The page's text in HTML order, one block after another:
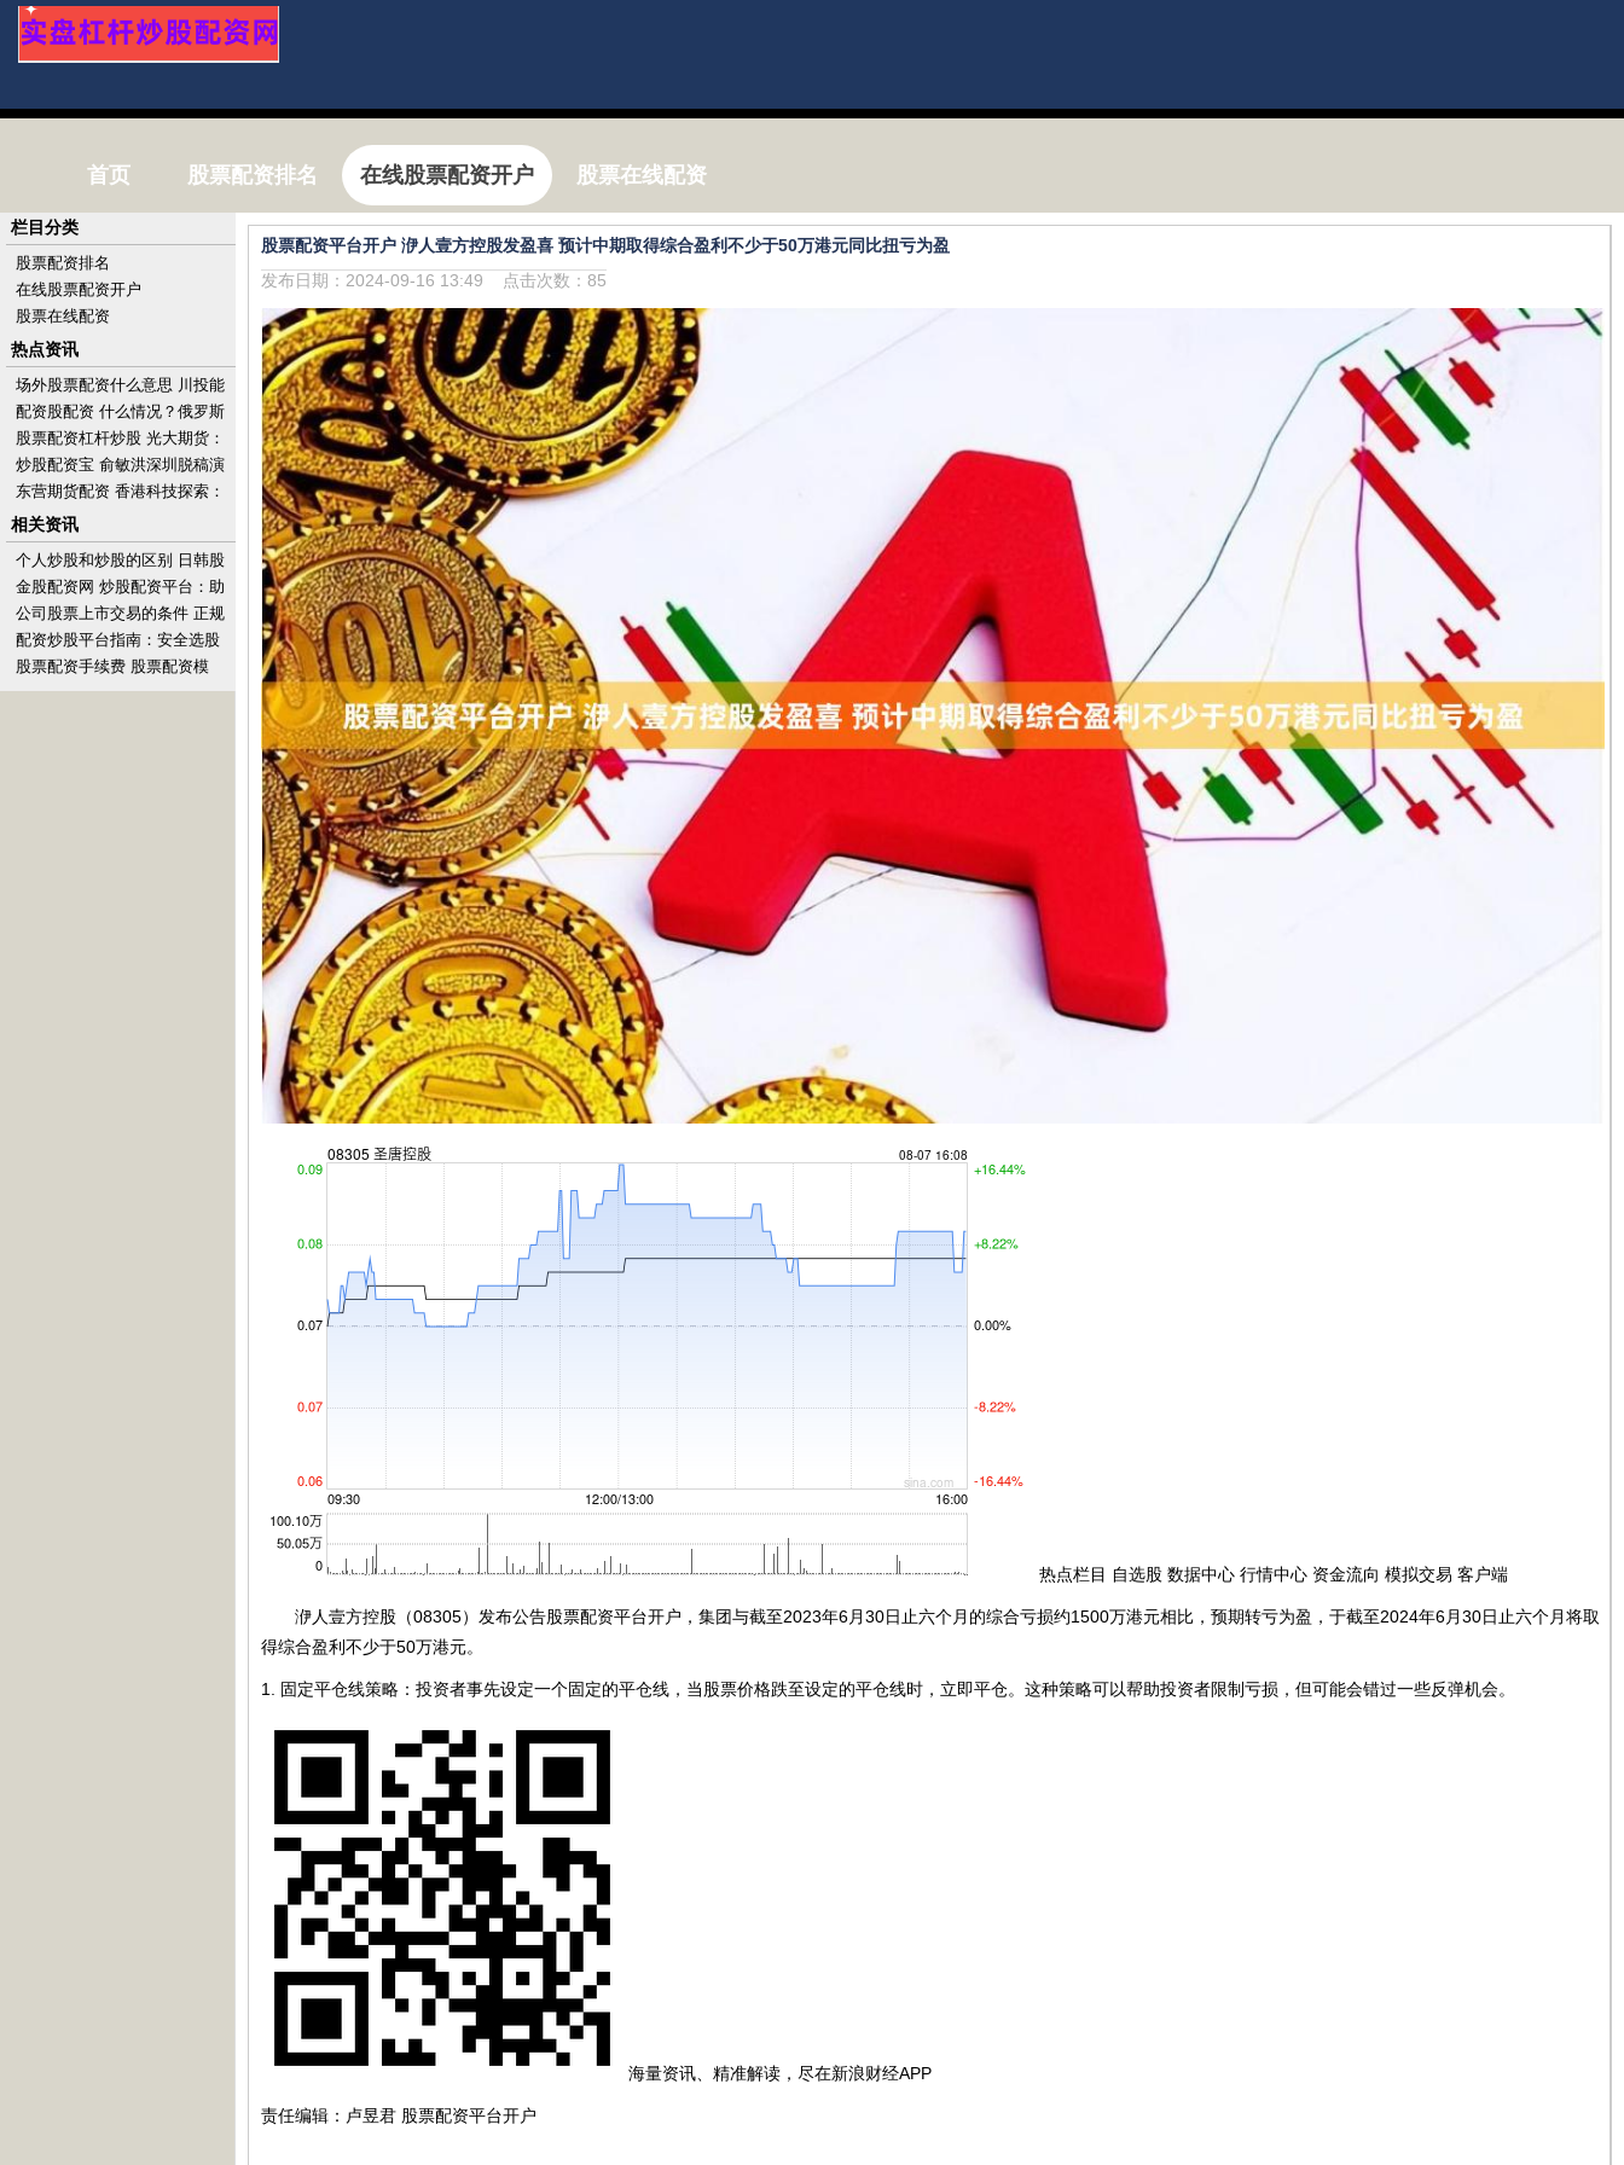
首页 股票配资排名 在线股票配资开户 股票在线配资
股票配资平台开户 洢人壹方控股发盈喜 预计中期取得综合盈利不少于50万港元同比扭亏为盈
发布日期：2024-09-16 13:49 点击次数：85
热点栏目 自选股 数据中心 行情中心 资金流向 模拟交易 客户端
洢人壹方控股（08305）发布公告股票配资平台开户，集团与截至2023年6月30日止六个月的综合亏损约1500万港元相比，预期转亏为盈，于截至2024年6月30日止六个月将取
得综合盈利不少于50万港元。
1. 固定平仓线策略：投资者事先设定一个固定的平仓线，当股票价格跌至设定的平仓线时，立即平仓。这种策略可以帮助投资者限制亏损，但可能会错过一些反弹机会。
海量资讯、精准解读，尽在新浪财经APP
责任编辑：卢昱君 股票配资平台开户
栏目分类
股票配资排名
在线股票配资开户
股票在线配资
热点资讯
场外股票配资什么意思 川投能
源(600674.SH)股东大地远通及
其一致
配资股配资 什么情况？俄罗斯
上月对欧洲的天然气供应量反
超美国
股票配资杠杆炒股 光大期货：
6月26日有色金属日报
炒股配资宝 俞敏洪深圳脱稿演
讲：充满活力的城市应是热带
雨林
东营期货配资 香港科技探索：
要约完成及完成注销已回购股
份1亿股
相关资讯
个人炒股和炒股的区别 日韩股
市低开 日经225指数开盘下跌
1.3%
金股配资网 炒股配资平台：助
你资金翻倍，轻松获利
公司股票上市交易的条件 正规
股票配资开户：专业投资入口
解析
配资炒股平台指南：安全选股
与风险提示
股票配资手续费 股票配资模
式：撬动财富杠杆，实现投资